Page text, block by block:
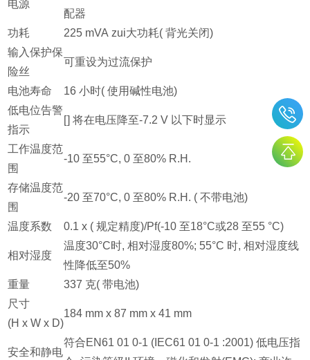
电源
配器
功耗
225 mVA zui大功耗( 背光关闭)
输入保护保
险丝
可重设为过流保护
电池寿命
16 小时( 使用碱性电池)
低电位告警
指示
[] 将在电压降至-7.2 V 以下时显示
工作温度范
围
-10 至55°C, 0 至80% R.H.
存储温度范
围
-20 至70°C, 0 至80% R.H. ( 不带电池)
温度系数 0.1 x ( 规定精度)/Pf(-10 至18°C或28 至55 °C)
相对湿度
温度30°C时, 相对湿度80%; 55°C 时, 相对湿度线
性降低至50%
重量
337 克( 带电池)
尺寸
(H x W x D)
184 mm x 87 mm x 41 mm
安全和静电
符合EN61 01 0-1 (IEC61 01 0-1 :2001) 低电压指